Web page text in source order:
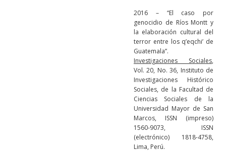
2016 – “El caso por
genocidio de Ríos Montt y
la elaboración cultural del
terror entre los q’eqchi’ de
Guatemala”.
Investigaciones Sociales,
Vol. 20, No. 36, Instituto de
Investigaciones Histórico
Sociales, de la Facultad de
Ciencias Sociales de la
Universidad Mayor de San
Marcos, ISSN (impreso)
1560-9073, ISSN
(electrónico) 1818-4758,
Lima, Perú.